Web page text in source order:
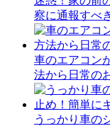
察に通報すべ
車のエアコン
法から日常の
うっかり車の